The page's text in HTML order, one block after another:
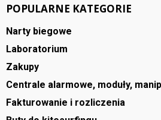
POPULARNE KATEGORIE
Narty biegowe
Laboratorium
Zakupy
Centrale alarmowe, moduły,
Fakturowanie i rozliczenia